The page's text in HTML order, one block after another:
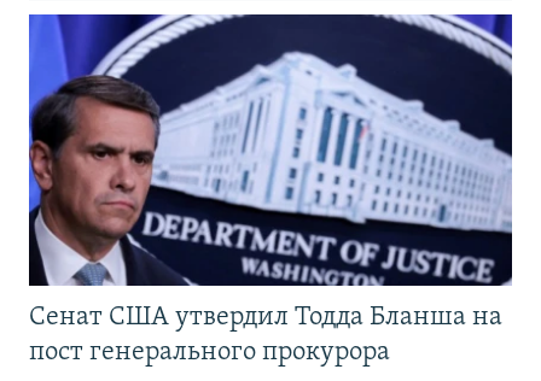
Сенат США утвердил Тодда Бланша на
пост генерального прокурора